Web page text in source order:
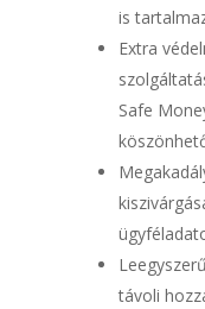
is
Extra
Safe
távoli